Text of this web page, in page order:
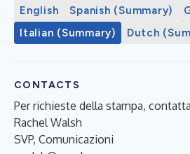
English Spanish (Summary)
Italian (Summary)
Dutch
CONTACTS
Per richieste della stampa,
Rachel Walsh
SVP, Comunicazioni